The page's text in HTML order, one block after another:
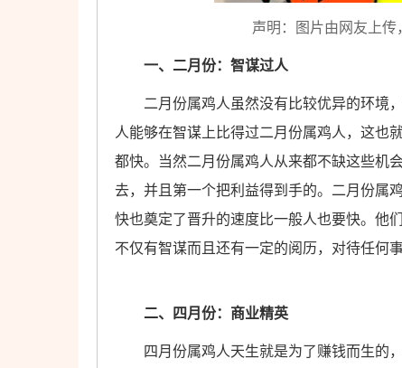
声明：图片由网友上传
一、二月份：智谋过人
二月份属鸡人虽然没有比较优异的环境
人能够在智谋上比得过二月份属鸡人，这也
都快。当然二月份属鸡人从来都不缺这些机
去，并且第一个把利益得到手的。二月份属
快也奠定了晋升的速度比一般人也要快。他
不仅有智谋而且还有一定的阅历，对待任何
二、四月份：商业精英
四月份属鸡人天生就是为了赚钱而生的